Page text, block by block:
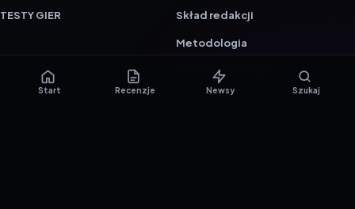
TESTY GIER Skład redakcji
Metodologia
Polityka redakcyjna
Start Recenzje Newsy Szukaj